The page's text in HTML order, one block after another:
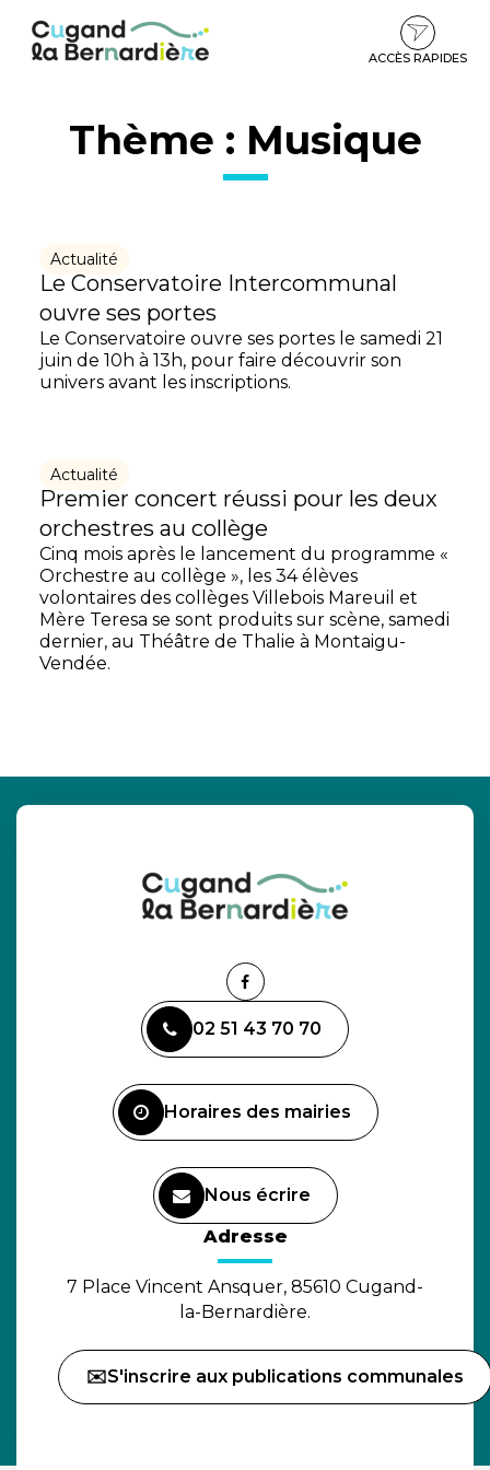
contenu
pied
ACCÈS RAPIDES
Thème : Musique
Actualité
Le Conservatoire Intercommunal
ouvre ses portes
Le Conservatoire ouvre ses portes le samedi 21
juin de 10h à 13h, pour faire découvrir son
univers avant les inscriptions.
Actualité
Premier concert réussi pour les deux
orchestres au collège
Cinq mois après le lancement du programme «
Orchestre au collège », les 34 élèves
volontaires des collèges Villebois Mareuil et
Mère Teresa se sont produits sur scène, samedi
dernier, au Théâtre de Thalie à Montaigu-
Vendée.
Lien
le
compte
02 51 43 70 70
Horaires des mairies
Nous écrire
(ouverture dans un nouvel
Adresse
7 Place Vincent Ansquer, 85610 Cugand-
la-Bernardière.
✉️S'inscrire aux publications communales